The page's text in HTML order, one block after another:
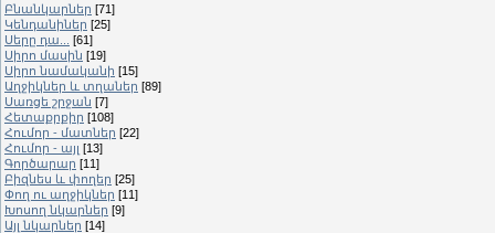
Բնանկարներ [71]
Կենդանիներ [25]
Սերը դա...
[61]
Սիրո մասին [19]
Սիրո նամականի [15]
Աղջիկներ և տղաներ [89]
Սառցե շրջան [7]
Հետաքրքիր [108]
Հումոր - մատներ [22]
Հումոր - այլ [13]
Գործարար [11]
Բիզնես և փողեր [25]
Փող ու աղջիկներ [11]
Խոսող նկարներ [9]
Այլ նկարներ [14]